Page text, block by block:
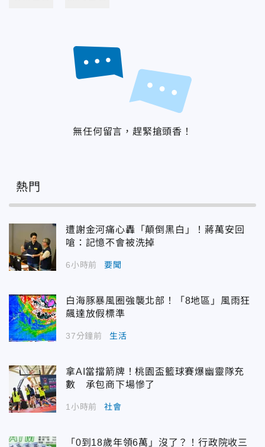
無任何留言，趕緊搶頭香！
熱門
遭謝金河痛心轟「顛倒黑白」！蔣萬安回
嗆：記憶不會被洗掉
6小時前 要聞
白海豚暴風圈強襲北部！「8地區」風雨狂
飆達放假標準
37分鐘前 生活
拿AI當擋箭牌！桃園盃籃球賽爆幽靈隊充
數 承包商下場慘了
1小時前 社會
「0到18歲年領6萬」沒了？！行政院收三